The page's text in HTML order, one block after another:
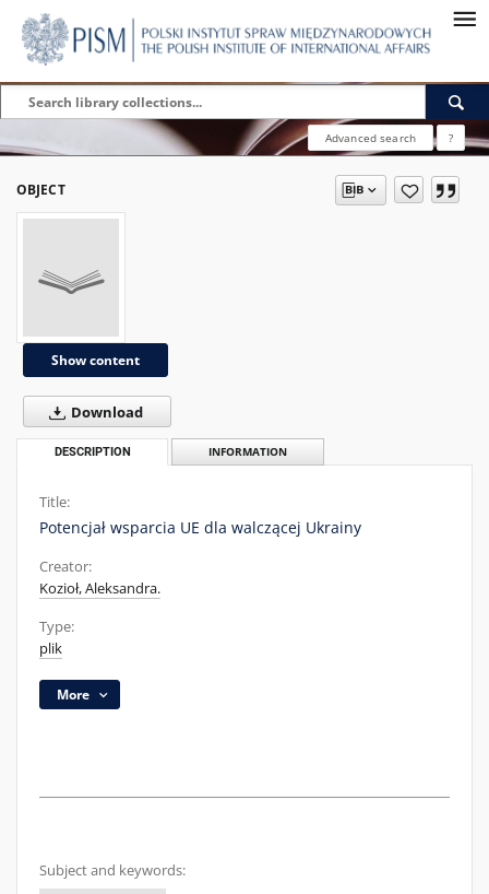
Advanced search ?
OBJECT
Show content
Download
DESCRIPTION INFORMATION
Title:
Potencjał wsparcia UE dla walczącej Ukrainy
Creator:
Kozioł, Aleksandra.
Type:
plik
More
Subject and keywords: